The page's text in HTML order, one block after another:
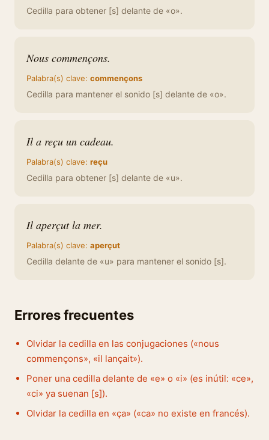
Cedilla para obtener [s] delante de «o».
Nous commençons.
Palabra(s) clave: commençons
Cedilla para mantener el sonido [s] delante de «o».
Il a reçu un cadeau.
Palabra(s) clave: reçu
Cedilla para obtener [s] delante de «u».
Il aperçut la mer.
Palabra(s) clave: aperçut
Cedilla delante de «u» para mantener el sonido [s].
Errores frecuentes
Olvidar la cedilla en las conjugaciones («nous
commençons», «il lançait»).
Poner una cedilla delante de «e» o «i» (es inútil: «ce»,
«ci» ya suenan [s]).
Olvidar la cedilla en «ça» («ca» no existe en francés).